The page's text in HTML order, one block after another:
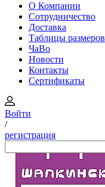
О Компании
Сотрудничество
Доставка
Таблицы размеров
ЧаВо
Новости
Контакты
Сертификаты
Войти
/
регистрация